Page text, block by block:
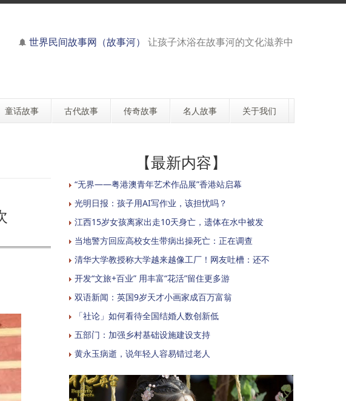
世界民间故事网（故事河） 让孩子沐浴在故事河的文化滋养中
童话故事 古代故事 传奇故事 名人故事 关于我们
【最新内容】
“无界——粤港澳青年艺术作品展”香港站启幕
光明日报：孩子用AI写作业，该担忧吗？
江西15岁女孩离家出走10天身亡，遗体在水中被发
当地警方回应高校女生带病出操死亡：正在调查
清华大学教授称大学越来越像工厂！网友吐槽：还不
开发“文旅+百业” 用丰富“花活”留住更多游
双语新闻：英国9岁天才小画家成百万富翁
「社论」如何看待全国结婚人数创新低
五部门：加强乡村基础设施建设支持
黄永玉病逝，说年轻人容易错过老人